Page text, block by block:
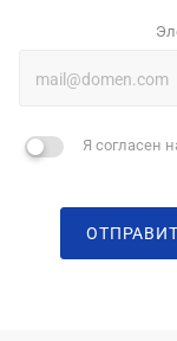
Я согласен